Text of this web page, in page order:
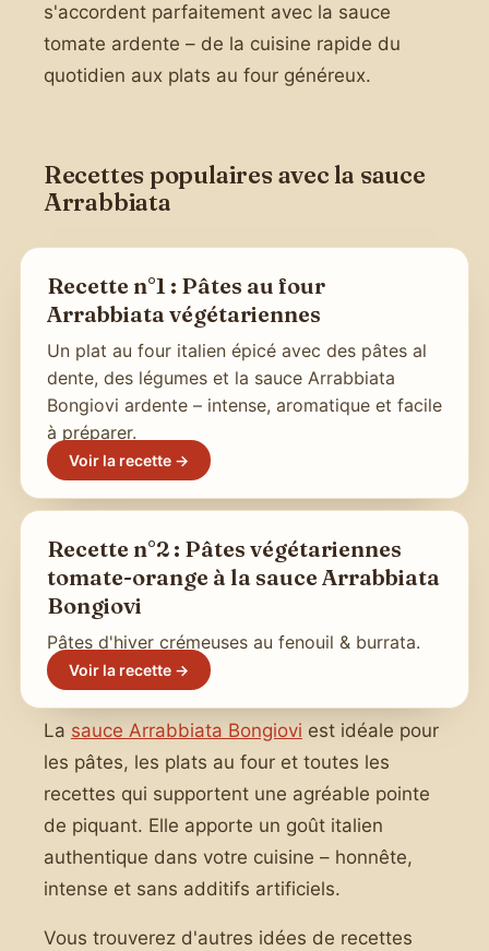
s'accordent parfaitement avec la sauce
tomate ardente – de la cuisine rapide du
quotidien aux plats au four généreux.
Recettes populaires avec la sauce
Arrabbiata
Recette n°1 : Pâtes au four
Arrabbiata végétariennes
Un plat au four italien épicé avec des pâtes al
dente, des légumes et la sauce Arrabbiata
Bongiovi ardente – intense, aromatique et facile
à préparer.
Voir la recette →
Recette n°2 : Pâtes végétariennes
tomate-orange à la sauce Arrabbiata
Bongiovi
Pâtes d'hiver crémeuses au fenouil & burrata.
Voir la recette →
La sauce Arrabbiata Bongiovi est idéale pour
les pâtes, les plats au four et toutes les
recettes qui supportent une agréable pointe
de piquant. Elle apporte un goût italien
authentique dans votre cuisine – honnête,
intense et sans additifs artificiels.
Vous trouverez d'autres idées de recettes